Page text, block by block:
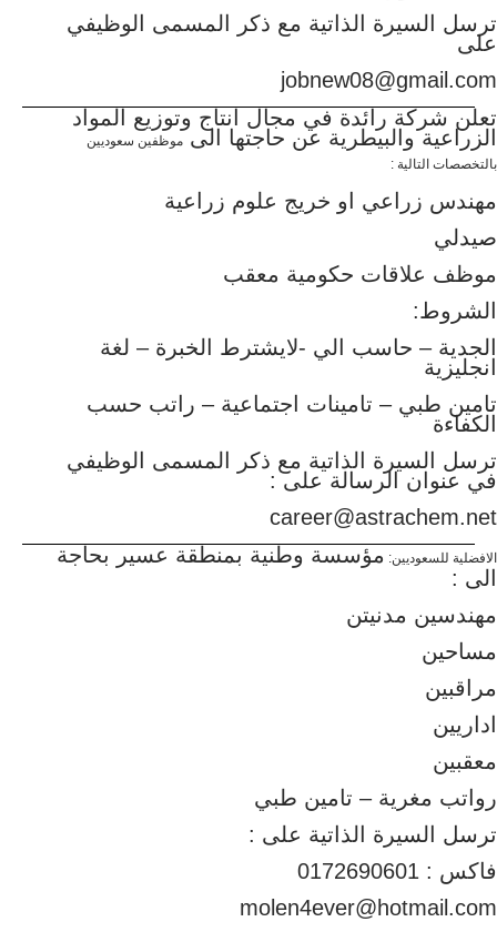
ترسل السيرة الذاتية مع ذكر المسمى الوظيفي
على
jobnew08@gmail.com
تعلن شركة رائدة في مجال انتاج وتوزيع المواد
الزراعية والبيطرية عن حاجتها الىموظفين سعوديين
بالتخصصات التالية :
مهندس زراعي او خريج علوم زراعية
صيدلي
موظف علاقات حكومية معقب
الشروط:
الجدية – حاسب الي -لايشترط الخبرة – لغة
انجليزية
تامين طبي – تامينات اجتماعية – راتب حسب
الكفاءة
ترسل السيرة الذاتية مع ذكر المسمى الوظيفي
في عنوان الرسالة على :
career@astrachem.net
الافضلية للسعوديين: مؤسسة وطنية بمنطقة عسير بحاجة
الى :
مهندسين مدنيتن
مساحين
مراقبين
اداريين
معقبين
رواتب مغرية – تامين طبي
ترسل السيرة الذاتية على :
فاكس : 0172690601
molen4ever@hotmail.com